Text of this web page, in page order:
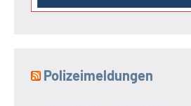
Polizeimeldungen